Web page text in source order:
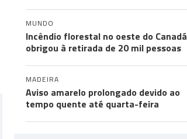
MUNDO
Incêndio florestal no oeste do Canadá
obrigou à retirada de 20 mil pessoas
MADEIRA
Aviso amarelo prolongado devido ao
tempo quente até quarta-feira